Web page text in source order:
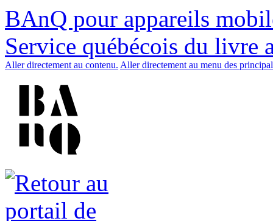
BAnQ pour appareils
Service québécois du livre
Aller directement au contenu. Aller directement au menu des